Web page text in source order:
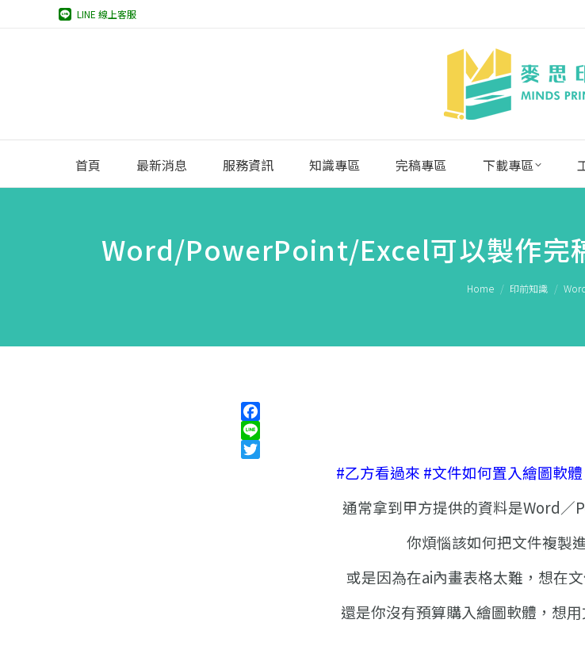
LINE 線上客服
首頁 最新消息 服務資訊 知識專區 完稿專區 下載專區
Word/PowerPoint/Excel可以製作完
Home 印前知識
Facebook
Line
#乙方看過來 #文件如何置入繪圖軟
通常拿到甲方提供的資料是Word／
你煩惱該如何把文件複製
或是因為在ai內畫表格太難，想在
還是你沒有預算購入繪圖軟體，想